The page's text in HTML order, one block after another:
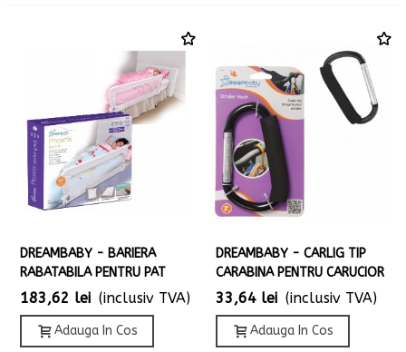
DREAMBABY - BARIERA
RABATABILA PENTRU PAT
183,62 lei (inclusiv TVA)
Adauga In Cos
DREAMBABY - CARLIG TIP
CARABINA PENTRU CARUCIOR
33,64 lei (inclusiv TVA)
Adauga In Cos